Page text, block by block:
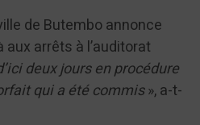
de Butembo annonce
arrêts à l’auditorat
deux jours en procédure
qui a été commis», a-t-